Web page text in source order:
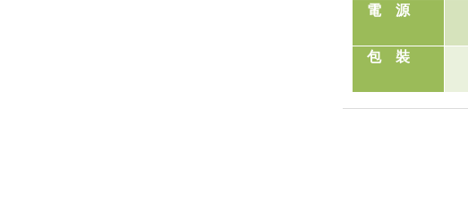
電 源
包 裝